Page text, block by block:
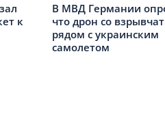
к
В МВД Германии
что дрон со
рядом с украинским
самолетом